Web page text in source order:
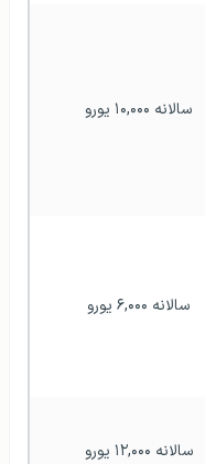
سالانه ۱۰,۰۰۰ یورو
سالانه ۶,۰۰۰ یورو
سالانه ۱۲,۰۰۰ یورو